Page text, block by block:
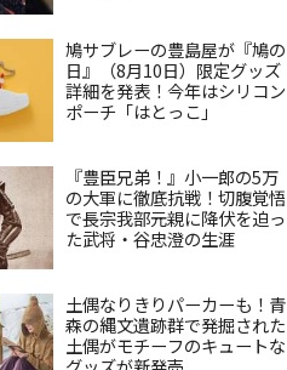
鳩サブレーの豊島屋が『鳩の
日』（8月10日）限定グッズ
詳細を発表！今年はシリコン
ポーチ「はとっこ」
『豊臣兄弟！』小一郎の5万
の大軍に徹底抗戦！切腹覚悟
で長宗我部元親に降伏を迫っ
た武将・谷忠澄の生涯
土偶なりきりパーカーも！青
森の縄文遺跡群で発掘された
土偶がモチーフのキュートな